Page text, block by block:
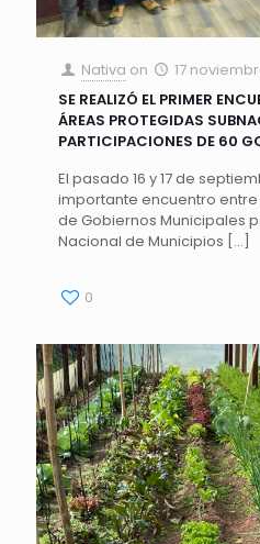
Nativa on
17
SE REALIZÓ EL PRIMER
ÁREAS PROTEGIDAS
PARTICIPACIONES DE 60
El pasado 16 y 17 de
importante encuentro
de Gobiernos Municipales
Nacional de Municipios […]
0